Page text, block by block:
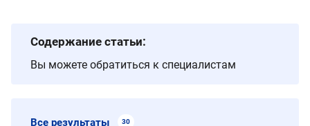
Содержание статьи:
Вы можете обратиться к специалистам
Все результаты 30